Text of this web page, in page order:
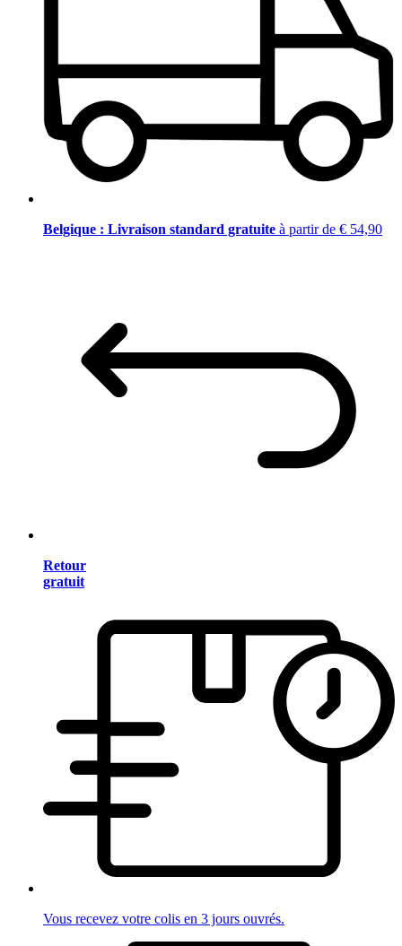
Belgique : Livraison standard gratuite à partir de € 54,90
Retour
gratuit
Vous recevez votre colis en 3 jours ouvrés.